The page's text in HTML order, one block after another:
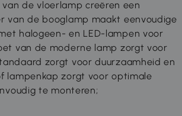
de vloerlamp creëren een
van de booglamp maakt eenvoudige
halogeen- en LED-lampen voor
van de moderne lamp zorgt voor
zorgt voor duurzaamheid en
lampenkap zorgt voor optimale
te monteren;